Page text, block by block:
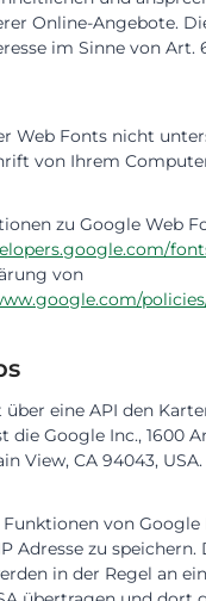
Online-Angebote.
im Sinne von Art.
Web Fonts nicht
von Ihrem
zu Google Web
von
über eine API den
die Google Inc., 1600
View, CA 94043, USA.
von Google
Adresse zu speichern.
in der Regel an